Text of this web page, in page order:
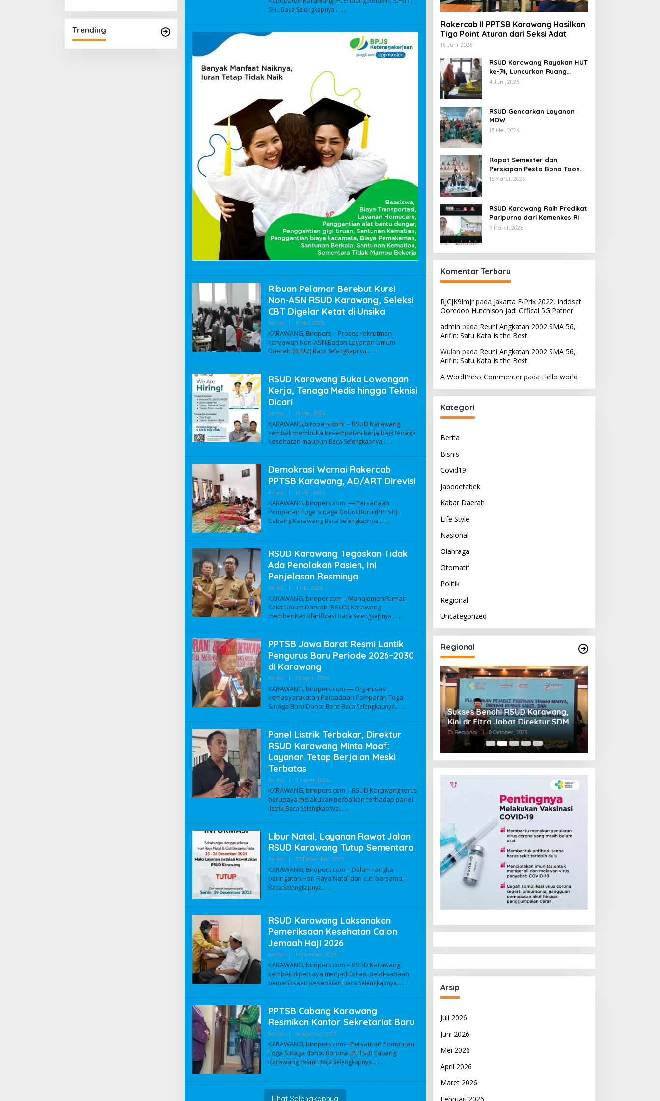
Trending
H
A
D
SH., Baca Selengkapnya…
Ribuan Pelamar Berebut Kursi
Non-ASN RSUD Karawang, Seleksi
CBT Digelar Ketat di Unsika
Berita 18 Mei, 2026O
E
H
A
M
N
KARAWANG, Biropers – Proses rekrutmen
karyawan Non-ASN Badan Layanan Umum
Daerah (BLUD) Baca Selengkapnya…
RSUD Karawang Buka Lowongan
Kerja, Tenaga Medis hingga Teknisi
Dicari
Berita 15 Mei, 2026O
E
H
A
M
N
KARAWANG,biropers.com – RSUD Karawang
kembali membuka kesempatan kerja bagi tenaga
kesehatan maupun Baca Selengkapnya…
Demokrasi Warnai Rakercab
PPTSB Karawang, AD/ART Direvisi
Berita 15 Mei, 2026O
E
H
A
I
KARAWANG, biropers.com — Parsadaan
Pomparan Toga Sinaga Dohot Boru (PPTSB)
Cabang Karawang Baca Selengkapnya…
RSUD Karawang Tegaskan Tidak
Ada Penolakan Pasien, Ini
Penjelasan Resminya
Berita 4 Mei, 2026O
E
H
A
M
N
KARAWANG, biroper.com – Manajemen Rumah
Sakit Umum Daerah (RSUD) Karawang
memberikan klarifikasi Baca Selengkapnya…
PPTSB Jawa Barat Resmi Lantik
Pengurus Baru Periode 2026–2030
di Karawang
Berita 20 April, 2026O
E
H
A
M
N
KARAWANG, biropers.com — Organisasi
kemasyarakatan Parsadaan Pomparan Toga
Sinaga Boru Dohot Bere Baca Selengkapnya…
Panel Listrik Terbakar, Direktur
RSUD Karawang Minta Maaf:
Layanan Tetap Berjalan Meski
Terbatas
Berita 9 Maret, 2026O
E
H
A
M
N
KARAWANG, biropers.com – RSUD Karawang terus
berupaya melakukan perbaikan terhadap panel
listrik Baca Selengkapnya…
Libur Natal, Layanan Rawat Jalan
RSUD Karawang Tutup Sementara
Berita 25 Desember, 2025
E
H
I
KARAWANG, Biropers.com – Dalam rangka
peringatan Hari Raya Natal dan cuti bersama,
Baca Selengkapnya…
RSUD Karawang Laksanakan
Pemeriksaan Kesehatan Calon
Jemaah Haji 2026
Berita 19 Oktober, 2025
E
H
A
M
N
KARAWANG, biropers.com – RSUD Karawang
kembali dipercaya menjadi lokasi pelaksanaan
pemeriksaan kesehatan Baca Selengkapnya…
PPTSB Cabang Karawang
Resmikan Kantor Sekretariat Baru
Berita 16 Agustus, 2025
E
H
A
I
N
KARAWANG, biropers.com– Persatuan Pomparan
Toga Sinaga dohot Boruna (PPTSB) Cabang
Karawang resmi Baca Selengkapnya…
Lihat Selengkapnya
Rakercab II PPTSB Karawang Hasilkan
Tiga Point Aturan dari Seksi Adat
16 Juni, 2026
RSUD Karawang Rayakan HUT
ke-74, Luncurkan Ruang
Rawat Inap PEDES untuk
4 Juni, 2026
RSUD Gencarkan Layanan
MOW
15 Mei, 2026
Rapat Semester dan
Persiapan Pesta Bona Taon
2026 PPTSB Cabang
16 Maret, 2026
RSUD Karawang Raih Predikat
Paripurna dari Kemenkes RI
9 Maret, 2026
Komentar Terbaru
RJCjK9lmjrpada Jakarta E-Prix 2022, Indosat
Ooredoo Hutchison Jadi Offical 5G Patner
admin pada Reuni Angkatan 2002 SMA 56,
Arifin: Satu Kata Is the Best
Wulan pada Reuni Angkatan 2002 SMA 56,
Arifin: Satu Kata Is the Best
A WordPress Commenterpada Hello world!
Kategori
Berita
Bisnis
Covid19
Jabodetabek
Kabar Daerah
Life Style
Nasional
Olahraga
Otomatif
Politik
Regional
Uncategorized
Regional
UPZIS RSUD Karawang Salurkan
Santunan kepada 220 Anak Yatim
dari 12 Yayasan
Di Regional | 8 Juli, 2025
Sukses Benahi RSUD Karawang,
Kini dr Fitra Jabat Direktur SDM
RSHS Bandung
Di Regional | 8 Oktober, 2023
Arsip
Juli 2026
Juni 2026
Mei 2026
April 2026
Maret 2026
Februari 2026